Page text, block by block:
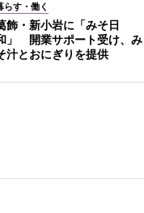
らす・働く
飾・新小岩に「みそ日
」 開業サポート受け、み
汁とおにぎりを提供